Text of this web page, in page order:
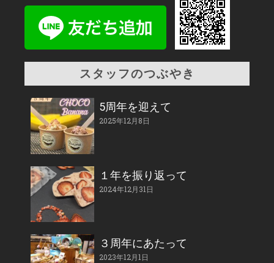
スタッフのつぶやき
5周年を迎えて
2025年12月8日
１年を振り返って
2024年12月31日
３周年にあたって
2023年12月1日